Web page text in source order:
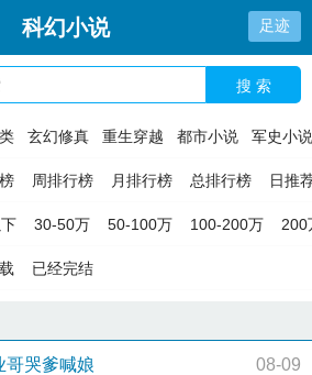
科幻小说 足迹
搜 索
玄幻修真 重生穿越 都市小说 军史小说
周排行榜 月排行榜 总排行榜 日推
30-50万 50-100万 100-200万 200
已经完结
哥哭爹喊娘 08-09